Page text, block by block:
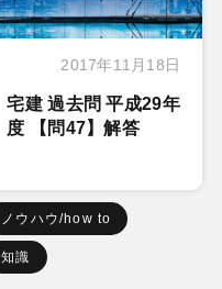
2017年11月18日
宅建 過去問 平成29年
度 【問47】解答
ノウハウ/how to
知識